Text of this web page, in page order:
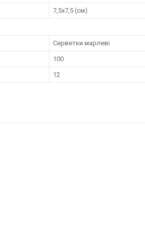
7,5х7,5 (см)
Серветки марлеві
100
12